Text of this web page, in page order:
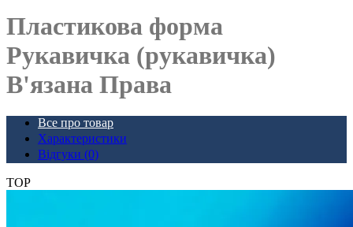
Пластикова форма
Рукавичка (рукавичка)
В'язана Права
Все про товар
Характеристики
Відгуки (0)
TOP